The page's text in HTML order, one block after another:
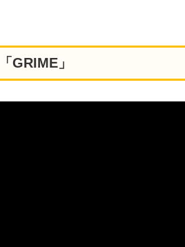
GRIME」